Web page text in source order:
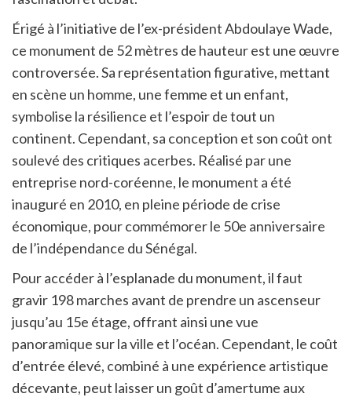
Érigé à l’initiative de l’ex-président Abdoulaye Wade,
ce monument de 52 mètres de hauteur est une œuvre
controversée. Sa représentation figurative, mettant
en scène un homme, une femme et un enfant,
symbolise la résilience et l’espoir de tout un
continent. Cependant, sa conception et son coût ont
soulevé des critiques acerbes. Réalisé par une
entreprise nord-coréenne, le monument a été
inauguré en 2010, en pleine période de crise
économique, pour commémorer le 50e anniversaire
de l’indépendance du Sénégal.
Pour accéder à l’esplanade du monument, il faut
gravir 198 marches avant de prendre un ascenseur
jusqu’au 15e étage, offrant ainsi une vue
panoramique sur la ville et l’océan. Cependant, le coût
d’entrée élevé, combiné à une expérience artistique
décevante, peut laisser un goût d’amertume aux